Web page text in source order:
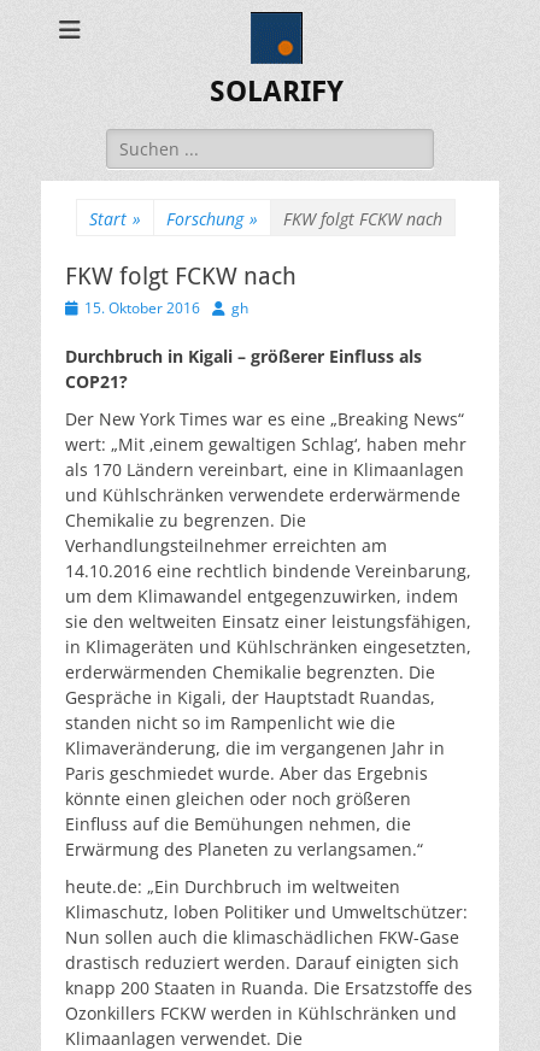
SOLARIFY
Suchen
nach:
Start » Forschung » FKW folgt FCKW nach
FKW folgt FCKW nach
Veröffentlicht
15. Oktober 2016 Autor
gh
Durchbruch in Kigali – größerer Einfluss als
COP21?
Der New York Times war es eine „Breaking News“
wert: „Mit ‚einem gewaltigen Schlag‘, haben mehr
als 170 Ländern vereinbart, eine in Klimaanlagen
und Kühlschränken verwendete erderwärmende
Chemikalie zu begrenzen. Die
Verhandlungsteilnehmer erreichten am
14.10.2016 eine rechtlich bindende Vereinbarung,
um dem Klimawandel entgegenzuwirken, indem
sie den weltweiten Einsatz einer leistungsfähigen,
in Klimageräten und Kühlschränken eingesetzten,
erderwärmenden Chemikalie begrenzten. Die
Gespräche in Kigali, der Hauptstadt Ruandas,
standen nicht so im Rampenlicht wie die
Klimaveränderung, die im vergangenen Jahr in
Paris geschmiedet wurde. Aber das Ergebnis
könnte einen gleichen oder noch größeren
Einfluss auf die Bemühungen nehmen, die
Erwärmung des Planeten zu verlangsamen.“
heute.de: „Ein Durchbruch im weltweiten
Klimaschutz, loben Politiker und Umweltschützer:
Nun sollen auch die klimaschädlichen FKW-Gase
drastisch reduziert werden. Darauf einigten sich
knapp 200 Staaten in Ruanda. Die Ersatzstoffe des
Ozonkillers FCKW werden in Kühlschränken und
Klimaanlagen verwendet. Die